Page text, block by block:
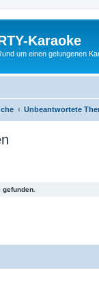
Karaoke
um einen gelungenen
Unbeantwortete